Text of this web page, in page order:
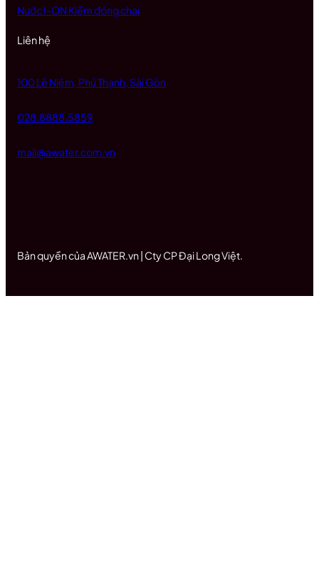
Nước I-ON Kiềm đóng chai
Liên hệ
100 Lê Niệm, Phú Thạnh, Sài Gòn
028.8888.5859
mail@awater.com.vn
Bản quyền của AWATER.vn | Cty CP Đại Long Việt.